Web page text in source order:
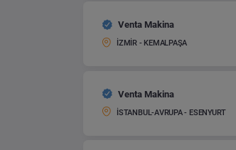
Venta Makina
İZMİR - KEMALPAŞA
Venta Makina
İSTANBUL-AVRUPA - ESENYURT